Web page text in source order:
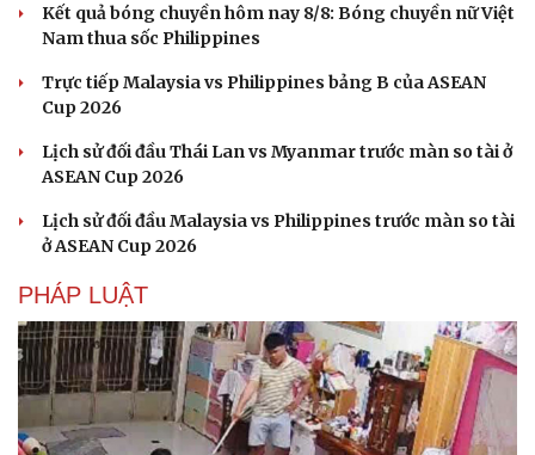
Kết quả bóng chuyền hôm nay 8/8: Bóng chuyền nữ Việt
Nam thua sốc Philippines
Trực tiếp Malaysia vs Philippines bảng B của ASEAN
Cup 2026
Lịch sử đối đầu Thái Lan vs Myanmar trước màn so tài ở
ASEAN Cup 2026
Lịch sử đối đầu Malaysia vs Philippines trước màn so tài
ở ASEAN Cup 2026
PHÁP LUẬT